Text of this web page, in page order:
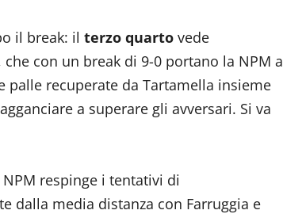
il break: il terzo quarto vede
con un break di 9-0 portano la NPM a
palle recuperate da Tartamella insieme
a superare gli avversari. Si va
NPM respinge i tentativi di
dalla media distanza con Farruggia e